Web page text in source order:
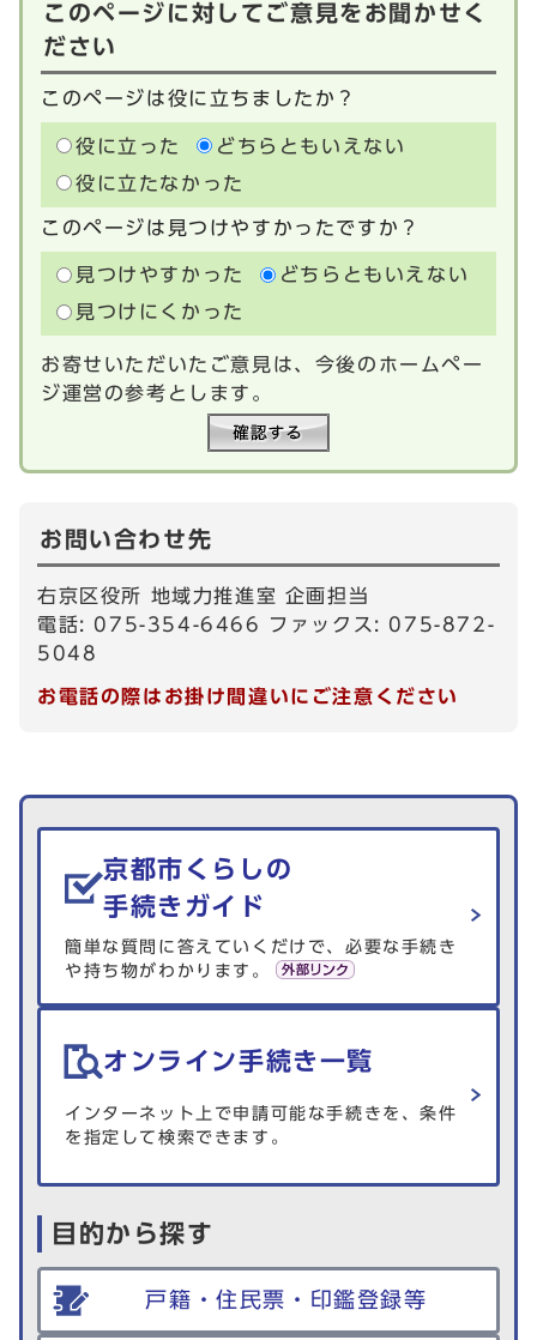
このページに対してご意見をお聞かせく
ださい
このページは役に立ちましたか？
役に立った
どちらともいえない
役に立たなかった
このページは見つけやすかったですか？
見つけやすかった
どちらともいえない
見つけにくかった
お寄せいただいたご意見は、今後のホームペー
ジ運営の参考とします。
お問い合わせ先
右京区役所 地域力推進室 企画担当
電話: 075-354-6466 ファックス: 075-872-
5048
お電話の際はお掛け間違いにご注意ください
生活情報を探す
京都市くらしの
手続きガイド
簡単な質問に答えていくだけで、必要な手続き
や持ち物がわかります。
オンライン手続き一覧
インターネット上で申請可能な手続きを、条件
を指定して検索できます。
目的から探す
戸籍・住民票・印鑑登録等